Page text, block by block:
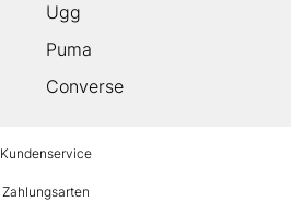
Ugg
Puma
Converse
Kundenservice
Zahlungsarten